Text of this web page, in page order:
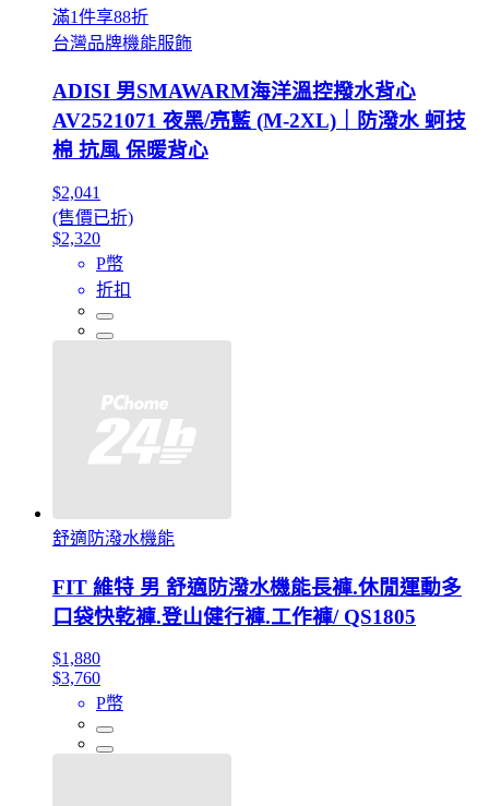
滿1件享88折
台灣品牌機能服飾
ADISI 男SMAWARM海洋溫控撥水背心
AV2521071 夜黑/亮藍 (M-2XL)｜防潑水 蚵技
棉 抗風 保暖背心
$2,041
(售價已折)
$2,320
P幣
折扣
舒適防潑水機能
FIT 維特 男 舒適防潑水機能長褲.休閒運動多
口袋快乾褲.登山健行褲.工作褲/ QS1805
$1,880
$3,760
P幣